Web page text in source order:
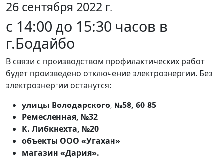
26 сентября 2022 г.
с 14:00 до 15:30 часов в
г.Бодайбо
В связи с производством профилактических работ
будет произведено отключение электроэнергии. Без
электроэнергии останутся:
улицы Володарского, №58, 60-85
Ремесленная, №32
К. Либкнехта, №20
объекты ООО «Угахан»
магазин «Дария».